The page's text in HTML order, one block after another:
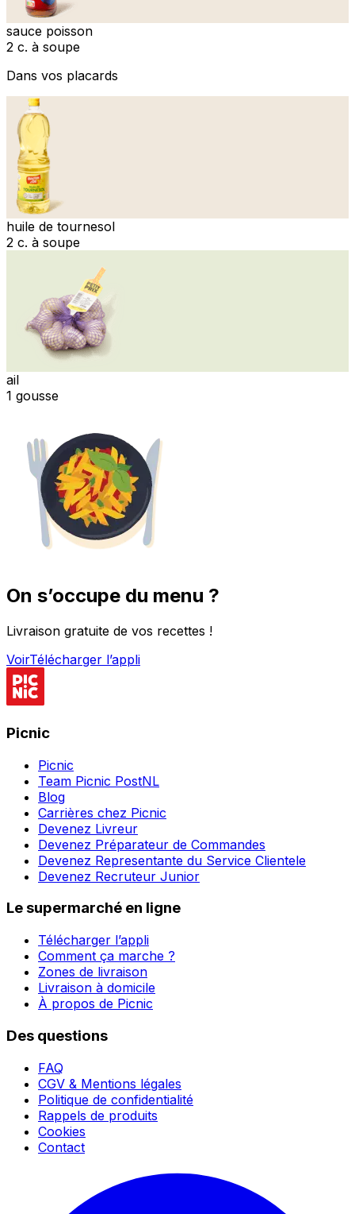
sauce poisson
2 c. à soupe
Dans vos placards
huile de tournesol
2 c. à soupe
ail
1 gousse
On s’occupe du menu ?
Livraison gratuite de vos recettes !
VoirTélécharger l’appli
Picnic
Picnic
Team Picnic PostNL
Blog
Carrières chez Picnic
Devenez Livreur
Devenez Préparateur de Commandes
Devenez Representante du Service Clientele
Devenez Recruteur Junior
Le supermarché en ligne
Télécharger l’appli
Comment ça marche ?
Zones de livraison
Livraison à domicile
À propos de Picnic
Des questions
FAQ
CGV & Mentions légales
Politique de confidentialité
Rappels de produits
Cookies
Contact